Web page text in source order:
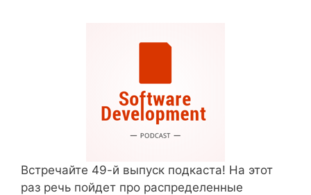
Встречайте 49-й выпуск подкаста! На этот
раз речь пойдет про распределенные